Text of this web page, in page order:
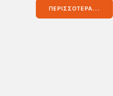
ΠΕΡΙΣΣΌΤΕΡΑ...